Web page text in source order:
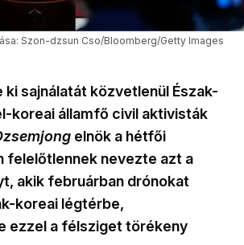
Szon-dzsun Cso/Bloomberg/Getty Images
sajnálatát közvetlenül Észak-
koreai államfő civil aktivisták
elnök a hétfői
felelőtlennek nevezte azt a
akik februárban drónokat
koreai légtérbe,
ezzel a félsziget törékeny